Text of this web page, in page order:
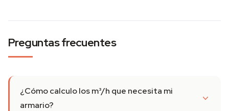
Preguntas frecuentes
¿Cómo calculo los m³/h que necesita mi
armario?